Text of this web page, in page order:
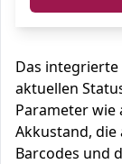
Das integrierte
aktuellen
Parameter
Akkustand,
Barcodes und